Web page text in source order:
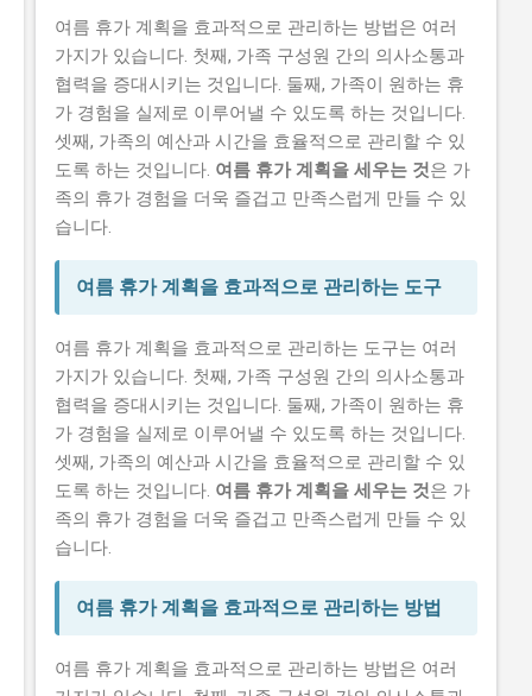
여름 휴가 계획을 효과적으로 관리하는 방법은 여러
가지가 있습니다. 첫째, 가족 구성원 간의 의사소통과
협력을 증대시키는 것입니다. 둘째, 가족이 원하는 휴
가 경험을 실제로 이루어낼 수 있도록 하는 것입니다.
셋째, 가족의 예산과 시간을 효율적으로 관리할 수 있
도록 하는 것입니다. 여름 휴가 계획을 세우는 것은 가
족의 휴가 경험을 더욱 즐겁고 만족스럽게 만들 수 있
습니다.
여름 휴가 계획을 효과적으로 관리하는 도구
여름 휴가 계획을 효과적으로 관리하는 도구는 여러
가지가 있습니다. 첫째, 가족 구성원 간의 의사소통과
협력을 증대시키는 것입니다. 둘째, 가족이 원하는 휴
가 경험을 실제로 이루어낼 수 있도록 하는 것입니다.
셋째, 가족의 예산과 시간을 효율적으로 관리할 수 있
도록 하는 것입니다. 여름 휴가 계획을 세우는 것은 가
족의 휴가 경험을 더욱 즐겁고 만족스럽게 만들 수 있
습니다.
여름 휴가 계획을 효과적으로 관리하는 방법
여름 휴가 계획을 효과적으로 관리하는 방법은 여러